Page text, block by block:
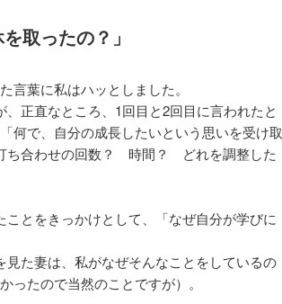
取ったの？」
言葉に私はハッとしました。
正直なところ、1回目と2回目に言われたと
何で、自分の成長したいという思いを受け取
ち合わせの回数？ 時間？ どれを調整した
とをきっかけとして、「なぜ自分が学びに
た妻は、私がなぜそんなことをしているの
たので当然のことですが）。